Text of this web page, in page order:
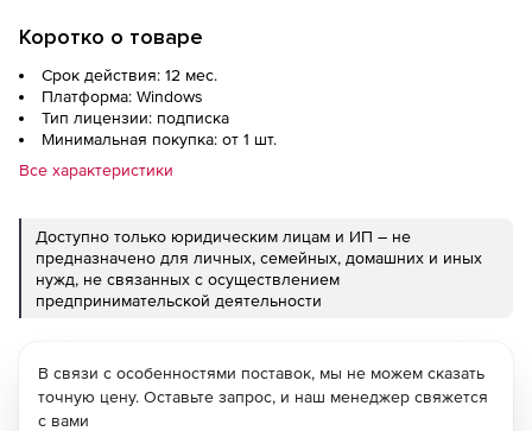
Коротко о товаре
Срок действия: 12 мес.
Платформа: Windows
Тип лицензии: подписка
Минимальная покупка: от 1 шт.
Все характеристики
Доступно только юридическим лицам и ИП – не
предназначено для личных, семейных, домашних и иных
нужд, не связанных с осуществлением
предпринимательской деятельности
В связи с особенностями поставок, мы не можем сказать
точную цену. Оставьте запрос, и наш менеджер свяжется
с вами